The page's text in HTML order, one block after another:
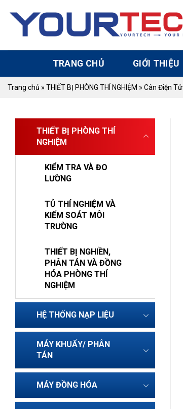
TRANG CHỦ GIỚI THIỆU
Trang chủ » THIẾT BỊ PHÒNG THÍ NGHIỆM » Cân Điện Tử
THIẾT BỊ PHÒNG THÍ
NGHIỆM
KIỂM TRA VÀ ĐO
LƯỜNG
TỦ THÍ NGHIỆM VÀ
KIỂM SOÁT MÔI
TRƯỜNG
THIẾT BỊ NGHIỀN,
PHÂN TÁN VÀ ĐỒNG
HÓA PHÒNG THÍ
NGHIỆM
HỆ THỐNG NẠP LIỆU
MÁY KHUẤY/ PHÂN
TÁN
MÁY ĐỒNG HÓA